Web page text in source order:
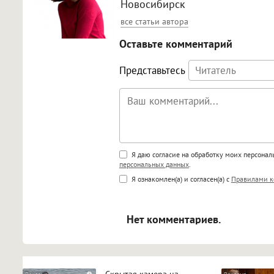
Новосибирск
все статьи автора
Оставьте комментарий
Представьтесь
Поддержка HTML
<b>, <strong>, <u>, <i>, <em>,
<blockquote>, <code>
Я даю согласие на обработку моих
персональных данных.
Я ознакомлен(а) и согласен(а) с Правилами
Нет комментариев.